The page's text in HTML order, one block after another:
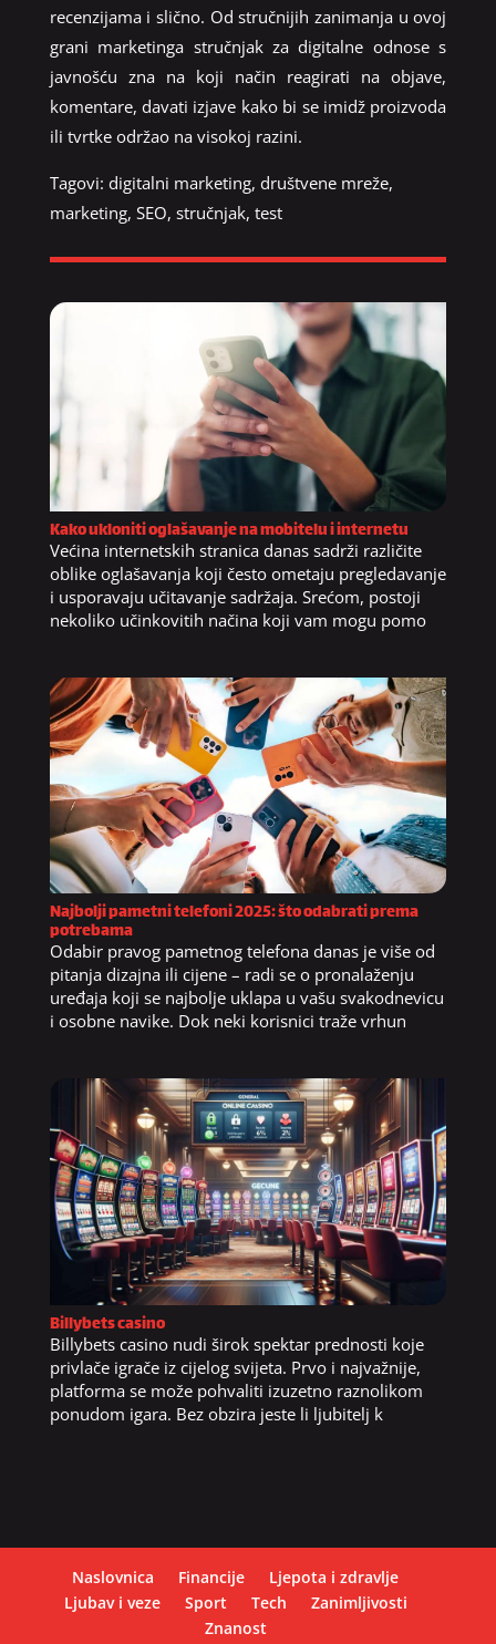
recenzijama i slično. Od stručnijih zanimanja u ovoj
grani marketinga stručnjak za digitalne odnose s
javnošću zna na koji način reagirati na objave,
komentare, davati izjave kako bi se imidž proizvoda
ili tvrtke održao na visokoj razini.
Tagovi: digitalni marketing, društvene mreže,
marketing, SEO, stručnjak, test
Kako ukloniti oglašavanje na mobitelu i internetu
Većina internetskih stranica danas sadrži različite
oblike oglašavanja koji često ometaju pregledavanje
i usporavaju učitavanje sadržaja. Srećom, postoji
nekoliko učinkovitih načina koji vam mogu pomo
Najbolji pametni telefoni 2025: što odabrati prema
potrebama
Odabir pravog pametnog telefona danas je više od
pitanja dizajna ili cijene – radi se o pronalaženju
uređaja koji se najbolje uklapa u vašu svakodnevicu
i osobne navike. Dok neki korisnici traže vrhun
Billybets casino
Billybets casino nudi širok spektar prednosti koje
privlače igrače iz cijelog svijeta. Prvo i najvažnije,
platforma se može pohvaliti izuzetno raznolikom
ponudom igara. Bez obzira jeste li ljubitelj k
Naslovnica Financije
Ljepota i zdravlje
Ljubav i veze
Sport Tech
Zanimljivosti
Znanost